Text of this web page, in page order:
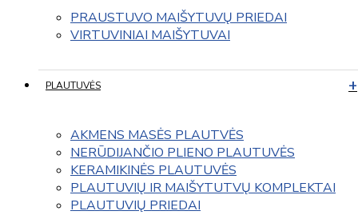
PRAUSTUVO MAIŠYTUVŲ PRIEDAI
VIRTUVINIAI MAIŠYTUVAI
PLAUTUVĖS
AKMENS MASĖS PLAUTVĖS
NERŪDIJANČIO PLIENO PLAUTUVĖS
KERAMIKINĖS PLAUTUVĖS
PLAUTUVIŲ IR MAIŠYTUTVŲ KOMPLEKTAI
PLAUTUVIŲ PRIEDAI